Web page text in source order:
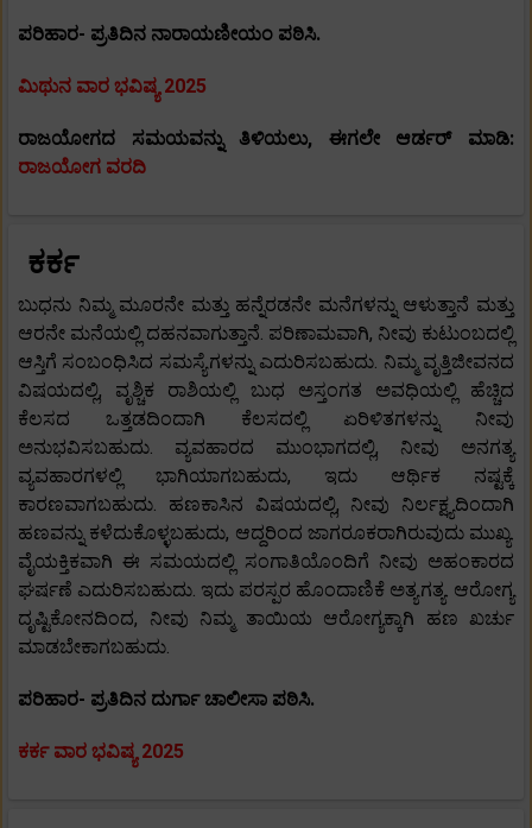
ಪರಿಹಾರ- ಪ್ರತಿದಿನ ನಾರಾಯಣೀಯಂ ಪಠಿಸಿ.
ಮಿಥುನ ವಾರ ಭವಿಷ್ಯ 2025
ರಾಜಯೋಗದ ಸಮಯವನ್ನು ತಿಳಿಯಲು, ಈಗಲೇ ಆರ್ಡರ್ ಮಾಡಿ:
ರಾಜಯೋಗ ವರದಿ
ಕರ್ಕ
ಬುಧನು ನಿಮ್ಮ ಮೂರನೇ ಮತ್ತು ಹನ್ನೆರಡನೇ ಮನೆಗಳನ್ನು ಆಳುತ್ತಾನೆ ಮತ್ತು
ಆರನೇ ಮನೆಯಲ್ಲಿ ದಹನವಾಗುತ್ತಾನೆ. ಪರಿಣಾಮವಾಗಿ, ನೀವು ಕುಟುಂಬದಲ್ಲಿ
ಆಸ್ತಿಗೆ ಸಂಬಂಧಿಸಿದ ಸಮಸ್ಯೆಗಳನ್ನು ಎದುರಿಸಬಹುದು. ನಿಮ್ಮ ವೃತ್ತಿಜೀವನದ
ವಿಷಯದಲ್ಲಿ, ವೃಶ್ಚಿಕ ರಾಶಿಯಲ್ಲಿ ಬುಧ ಅಸ್ತಂಗತ ಅವಧಿಯಲ್ಲಿ ಹೆಚ್ಚಿದ
ಕೆಲಸದ ಒತ್ತಡದಿಂದಾಗಿ ಕೆಲಸದಲ್ಲಿ ಏರಿಳಿತಗಳನ್ನು ನೀವು
ಅನುಭವಿಸಬಹುದು. ವ್ಯವಹಾರದ ಮುಂಭಾಗದಲ್ಲಿ, ನೀವು ಅನಗತ್ಯ
ವ್ಯವಹಾರಗಳಲ್ಲಿ ಭಾಗಿಯಾಗಬಹುದು, ಇದು ಆರ್ಥಿಕ ನಷ್ಟಕ್ಕೆ
ಕಾರಣವಾಗಬಹುದು. ಹಣಕಾಸಿನ ವಿಷಯದಲ್ಲಿ, ನೀವು ನಿರ್ಲಕ್ಷ್ಯದಿಂದಾಗಿ
ಹಣವನ್ನು ಕಳೆದುಕೊಳ್ಳಬಹುದು, ಆದ್ದರಿಂದ ಜಾಗರೂಕರಾಗಿರುವುದು ಮುಖ್ಯ.
ವೈಯಕ್ತಿಕವಾಗಿ ಈ ಸಮಯದಲ್ಲಿ ಸಂಗಾತಿಯೊಂದಿಗೆ ನೀವು ಅಹಂಕಾರದ
ಘರ್ಷಣೆ ಎದುರಿಸಬಹುದು. ಇದು ಪರಸ್ಪರ ಹೊಂದಾಣಿಕೆ ಅತ್ಯಗತ್ಯ. ಆರೋಗ್ಯ
ದೃಷ್ಟಿಕೋನದಿಂದ, ನೀವು ನಿಮ್ಮ ತಾಯಿಯ ಆರೋಗ್ಯಕ್ಕಾಗಿ ಹಣ ಖರ್ಚು
ಮಾಡಬೇಕಾಗಬಹುದು.
ಪರಿಹಾರ- ಪ್ರತಿದಿನ ದುರ್ಗಾ ಚಾಲೀಸಾ ಪಠಿಸಿ.
ಕರ್ಕ ವಾರ ಭವಿಷ್ಯ 2025